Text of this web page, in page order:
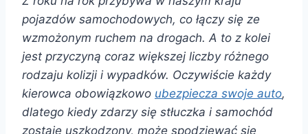
pojazdów samochodowych, co łączy się ze
wzmożonym ruchem na drogach. A to z kolei
jest przyczyną coraz większej liczby różnego
rodzaju kolizji i wypadków. Oczywiście każdy
kierowca obowiązkowo ubezpiecza swoje auto,
dlatego kiedy zdarzy się stłuczka i samochód
zostaje uszkodzony, może spodziewać się